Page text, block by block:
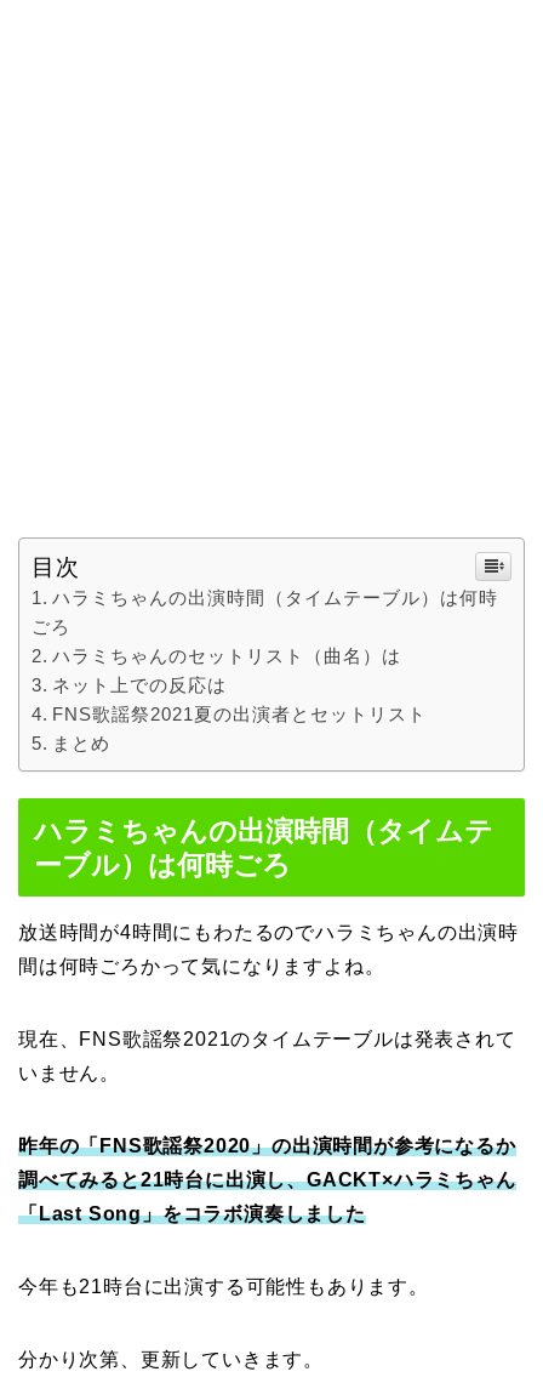
目次
ハラミちゃんの出演時間（タイムテーブル）は何時
ごろ
ハラミちゃんのセットリスト（曲名）は
ネット上での反応は
FNS歌謡祭2021夏の出演者とセットリスト
まとめ
ハラミちゃんの出演時間（タイムテ
ーブル）は何時ごろ
放送時間が4時間にもわたるのでハラミちゃんの出演時
間は何時ごろかって気になりますよね。
現在、FNS歌謡祭2021のタイムテーブルは発表されて
いません。
昨年の「FNS歌謡祭2020」の出演時間が参考になるか
調べてみると21時台に出演し、GACKT×ハラミちゃん
「Last Song」をコラボ演奏しました
今年も21時台に出演する可能性もあります。
分かり次第、更新していきます。